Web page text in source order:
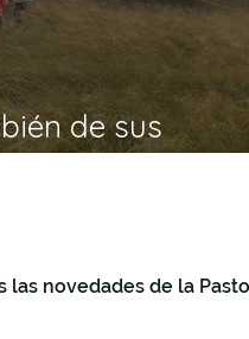
de sus
las novedades de la